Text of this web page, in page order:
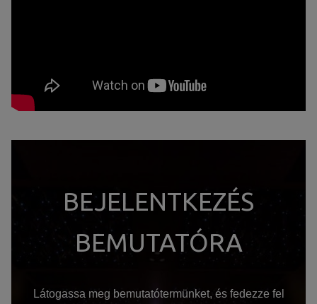
BEJELENTKEZÉS
BEMUTATÓRA
Látogassa meg bemutatótermünket, és fedezze fel